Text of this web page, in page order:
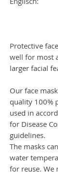
Protective
well for most
larger facial
Our face
quality 100%
used in
for Disease
guidelines.
The masks
water
for reuse. We